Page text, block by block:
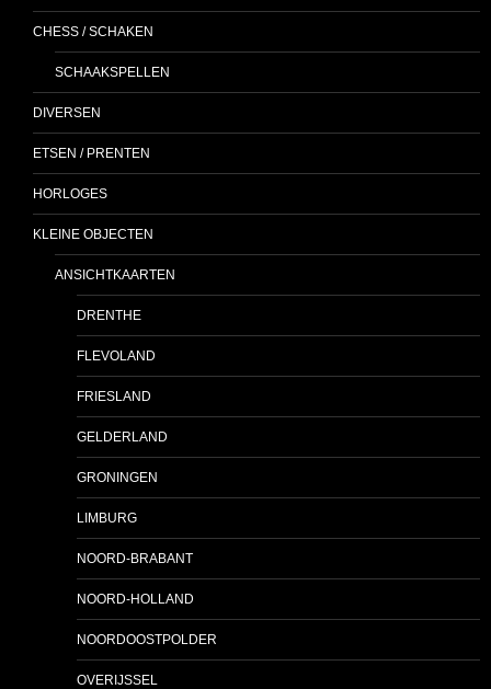
CHESS / SCHAKEN
SCHAAKSPELLEN
DIVERSEN
ETSEN / PRENTEN
HORLOGES
KLEINE OBJECTEN
ANSICHTKAARTEN
DRENTHE
FLEVOLAND
FRIESLAND
GELDERLAND
GRONINGEN
LIMBURG
NOORD-BRABANT
NOORD-HOLLAND
NOORDOOSTPOLDER
OVERIJSSEL